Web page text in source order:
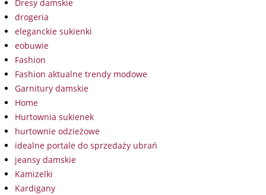
Dresy damskie
drogeria
eleganckie sukienki
eobuwie
Fashion
Fashion aktualne trendy modowe
Garnitury damskie
Home
Hurtownia sukienek
hurtownie odzieżowe
idealne portale do sprzedaży ubrań
jeansy damskie
Kamizelki
Kardigany